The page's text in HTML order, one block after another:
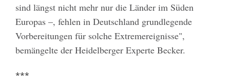
sind längst nicht mehr nur die Länder im Süden
Europas –, fehlen in Deutschland grundlegende
Vorbereitungen für solche Extremereignisse",
bemängelte der Heidelberger Experte Becker.
***